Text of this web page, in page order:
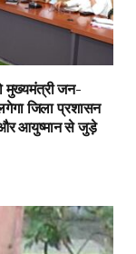
मुख्यमंत्री जन-
जिला प्रशासन
आयुष्मान से जुड़े